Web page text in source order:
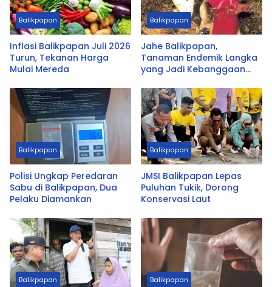
Balikpapan
Inflasi Balikpapan Juli 2026
Turun, Tekanan Harga
Mulai Mereda
Balikpapan
Jahe Balikpapan,
Tanaman Endemik Langka
yang Jadi Kebanggaan
Balikpapan
Polisi Ungkap Peredaran
Sabu di Balikpapan, Dua
Pelaku Diamankan
Balikpapan
JMSI Balikpapan Lepas
Puluhan Tukik, Dorong
Konservasi Laut
Balikpapan Balikpapan